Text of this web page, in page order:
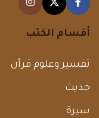
أقسام الكتب
تفسير وعلوم قرأن
حديث
سيرة